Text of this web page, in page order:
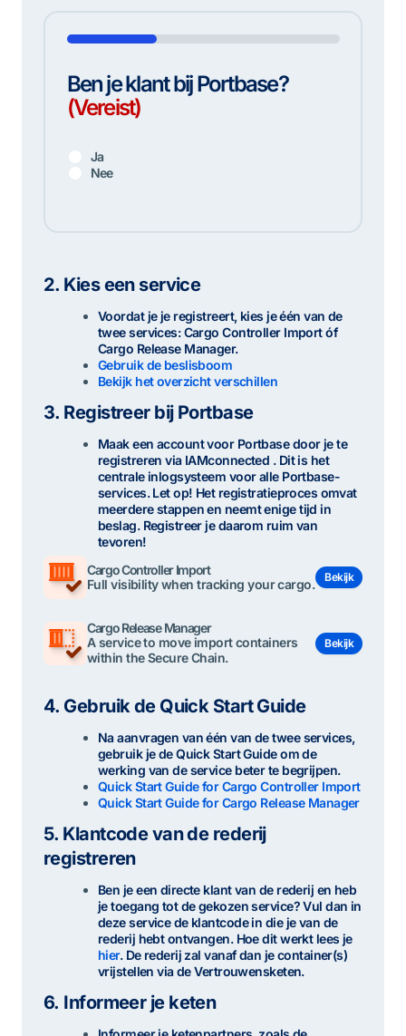
33%
Ben je klant bij Portbase?
(Vereist)
Ja
Nee
2. Kies een service
Voordat je je registreert, kies je één van de
twee services: Cargo Controller Import óf
Cargo Release Manager.
Gebruik de beslisboom
Bekijk het overzicht verschillen
3. Registreer bij Portbase
Maak een account voor Portbase door je te
registreren via IAMconnected . Dit is het
centrale inlogsysteem voor alle Portbase-
services. Let op! Het registratieproces omvat
meerdere stappen en neemt enige tijd in
beslag. Registreer je daarom ruim van
tevoren!
Cargo Controller Import
Full visibility when tracking your cargo.
Bekijk
Cargo Release Manager
A service to move import containers
within the Secure Chain.
Bekijk
4. Gebruik de Quick Start Guide
Na aanvragen van één van de twee services,
gebruik je de Quick Start Guide om de
werking van de service beter te begrijpen.
Quick Start Guide for Cargo Controller Import
Quick Start Guide for Cargo Release Manager
5. Klantcode van de rederij
registreren
Ben je een directe klant van de rederij en heb
je toegang tot de gekozen service? Vul dan in
deze service de klantcode in die je van de
rederij hebt ontvangen. Hoe dit werkt lees je
hier. De rederij zal vanaf dan je container(s)
vrijstellen via de Vertrouwensketen.
6. Informeer je keten